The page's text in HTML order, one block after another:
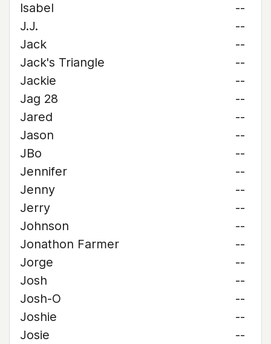
Isabel
--
J.J.
--
Jack
--
Jack's Triangle
--
Jackie
--
Jag 28
--
Jared
--
Jason
--
JBo
--
Jennifer
--
Jenny
--
Jerry
--
Johnson
--
Jonathon Farmer
--
Jorge
--
Josh
--
Josh-O
--
Joshie
--
Josie
--